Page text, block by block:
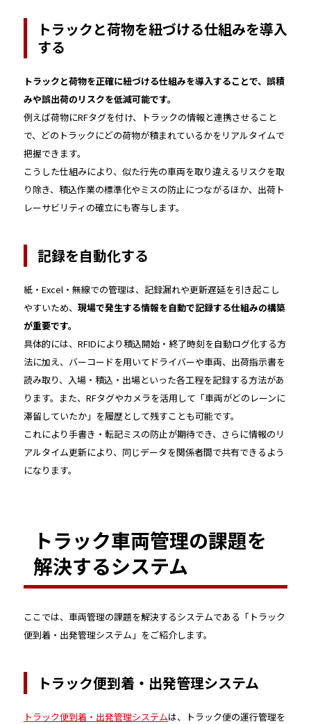
トラックと荷物を紐づける仕組みを導入
する
トラックと荷物を正確に紐づける仕組みを導入することで、誤積
みや誤出荷のリスクを低減可能です。
例えば荷物にRFタグを付け、トラックの情報と連携させること
で、どのトラックにどの荷物が積まれているかをリアルタイムで
把握できます。
こうした仕組みにより、似た行先の車両を取り違えるリスクを取
り除き、積込作業の標準化やミスの防止につながるほか、出荷ト
レーサビリティの確立にも寄与します。
記録を自動化する
紙・Excel・無線での管理は、記録漏れや更新遅延を引き起こし
やすいため、 現場で発生する情報を自動で記録する仕組みの構築
が重要です。
具体的には、RFIDにより積込開始・終了時刻を自動ログ化する方
法に加え、バーコードを用いてドライバーや車両、出荷指示書を
読み取り、入場・積込・出場といった各工程を記録する方法があ
ります。また、RFタグやカメラを活用して「車両がどのレーンに
滞留していたか」を履歴として残すことも可能です。
これにより手書き・転記ミスの防止が期待でき、さらに情報のリ
アルタイム更新により、同じデータを関係者間で共有できるよう
になります。
トラック車両管理の課題を
解決するシステム
ここでは、車両管理の課題を解決するシステムである「トラック
便到着・出発管理システム」をご紹介します。
トラック便到着・出発管理システム
トラック便到着・出発管理システムは、トラック便の運行管理を